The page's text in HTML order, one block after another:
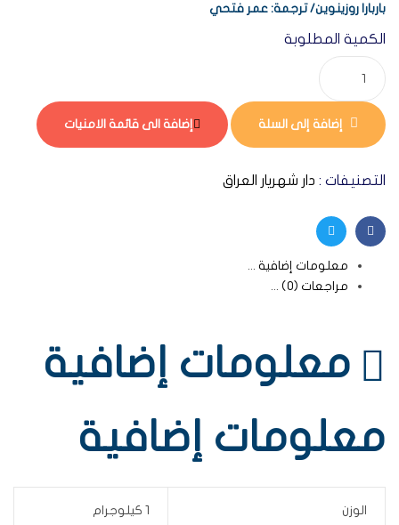
باربارا روزينوين/ترجمة: عمر فتحي
الكمية المطلوبة
إضافة إلى السلة إضافة الى قائمة الامنيات
التصنيفات : دار شهريار العراق
Facebook
Twitter
معلومات إضافية
مراجعات (0)
معلومات إضافية
معلومات إضافية
الوزن 1 كيلوجرام